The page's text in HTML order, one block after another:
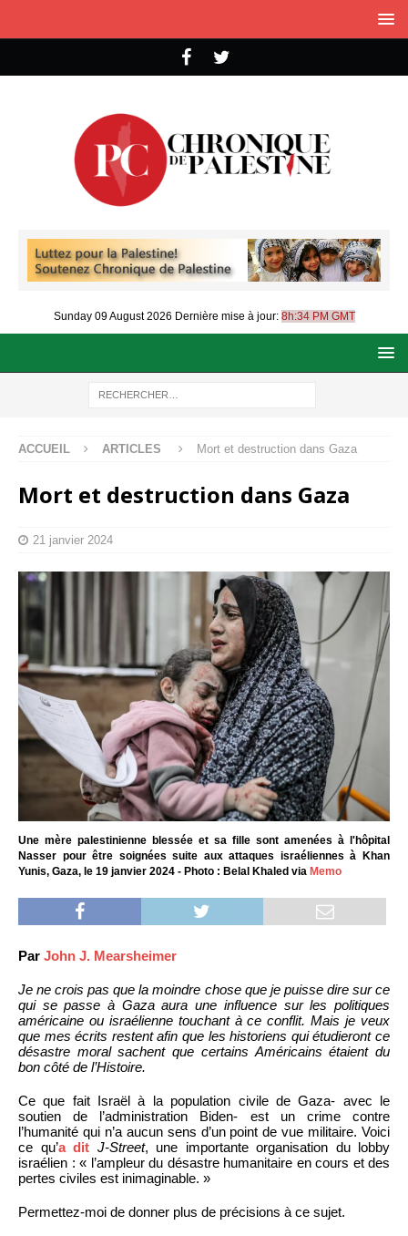
Sunday 09 August 2026 Dernière mise à jour: 8h:34 PM GMT
ACCUEIL ARTICLES Mort et destruction dans Gaza
Mort et destruction dans Gaza
21 janvier 2024
Une mère palestinienne blessée et sa fille sont amenées à l'hôpital
Nasser pour être soignées suite aux attaques israéliennes à Khan
Yunis, Gaza, le 19 janvier 2024 - Photo : Belal Khaled via Memo
Par John J. Mearsheimer
Je ne crois pas que la moindre chose que je puisse dire sur ce
qui se passe à Gaza aura une influence sur les politiques
américaine ou israélienne touchant à ce conflit. Mais je veux
que mes écrits restent afin que les historiens qui étudieront ce
désastre moral sachent que certains Américains étaient du
bon côté de l’Histoire.
Ce que fait Israël à la population civile de Gaza- avec le
soutien de l’administration Biden- est un crime contre
l’humanité qui n’a aucun sens d’un point de vue militaire. Voici
ce qu’a dit J-Street, une importante organisation du lobby
israélien : « l’ampleur du désastre humanitaire en cours et des
pertes civiles est inimaginable. »
Permettez-moi de donner plus de précisions à ce sujet.